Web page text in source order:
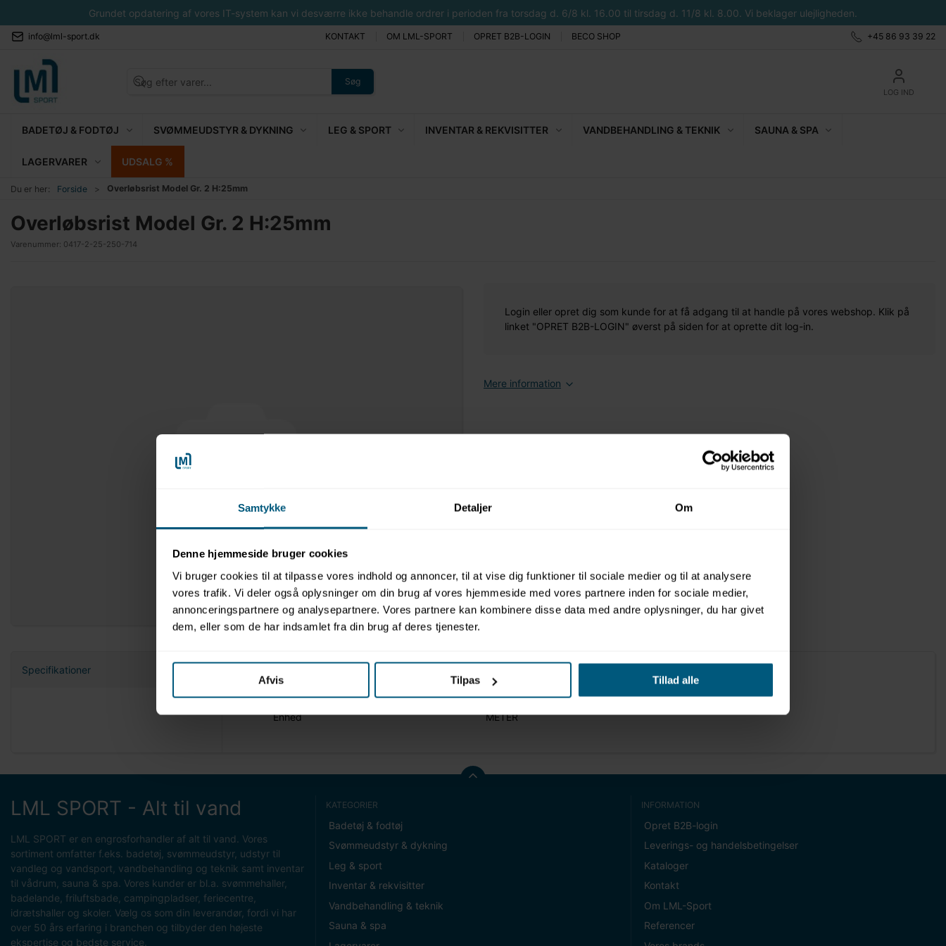
Samtykke Detaljer Om
Denne hjemmeside bruger cookies
Vi bruger cookies til at tilpasse vores indhold og annoncer, til at vise dig funktioner til sociale medier og til at analysere
vores trafik. Vi deler også oplysninger om din brug af vores hjemmeside med vores partnere inden for sociale medier,
annonceringspartnere og analysepartnere. Vores partnere kan kombinere disse data med andre oplysninger, du har givet
dem, eller som de har indsamlet fra din brug af deres tjenester.
Afvis Tilpas Tillad alle
Grundet opdatering af vores IT-system kan vi desværre ikke behandle ordrer i perioden fra torsdag d. 6/8 kl. 16.00 til tirsdag d. 11/8 kl. 8.00. Vi beklager ulejligheden.
info@lml-sport.dk KONTAKT OM LML-SPORT OPRET B2B-LOGIN BECO SHOP +45 86 93 39 22
Søg
LOG IND
BADETØJ & FODTØJ SVØMMEUDSTYR & DYKNING LEG & SPORT INVENTAR & REKVISITTER VANDBEHANDLING & TEKNIK SAUNA & SPA
LAGERVARER UDSALG %
Du er her: Forside Overløbsrist Model Gr. 2 H:25mm
Overløbsrist Model Gr. 2 H:25mm
Varenummer: 0417-2-25-250-714
Login eller opret dig som kunde for at få adgang til at handle på vores webshop. Klik på
linket "OPRET B2B-LOGIN" øverst på siden for at oprette dit log-in.
Mere information
Specifikationer
Nettovægt (gram)
0,00
Enhed METER
LML SPORT - Alt til vand
LML SPORT er en engrosforhandler af alt til vand. Vores
sortiment omfatter f.eks. badetøj, svømmeudstyr, udstyr til
vandleg og vandsport, vandbehandling og teknik samt inventar
til vådrum, sauna & spa. Vores kunder er bl.a. svømmehaller,
badelande, friluftsbade, campingpladser, feriecentre,
idrætshaller og skoler. Vælg os som din leverandør, fordi vi har
over 50 års erfaring i branchen og tilbyder den højeste
ekspertise og bedste service.
KATEGORIER
Badetøj & fodtøj
Svømmeudstyr & dykning
Leg & sport
Inventar & rekvisitter
Vandbehandling & teknik
Sauna & spa
INFORMATION
Opret B2B-login
Leverings- og handelsbetingelser
Kataloger
Kontakt
Om LML-Sport
Referencer